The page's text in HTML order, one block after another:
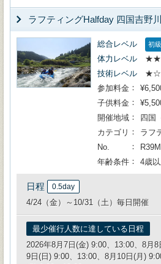
ラフティングHalfday 四国吉野
総合レベル 初級
体力レベル
技術レベル
参加料金
子供料金
開催地域
四国
カテゴリ
ラフ
No.
年齢条件
4歳
日程 0.5day
4/24（金）～10/31（土）毎日開催
最少催行人数に達している日程
2026年8月7日(金) 9:00、13:00、8月
9日(日) 9:00、13:00、8月10日(月)